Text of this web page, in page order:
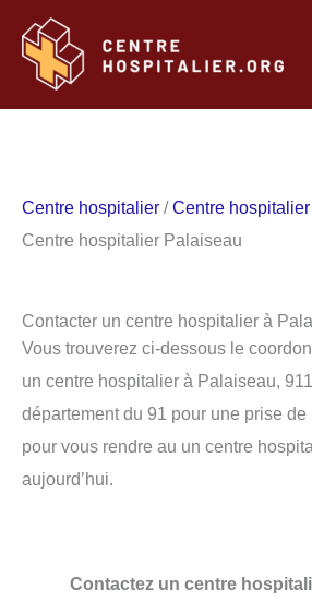
contenu
Centre hospitalier /Centre
Centre hospitalier Palaiseau
Contacter un centre hospitalier à
Vous trouverez ci-dessous le
un centre hospitalier à Palaiseau,
département du 91 pour une prise
pour vous rendre au un centre
aujourd’hui.
Contactez un centre